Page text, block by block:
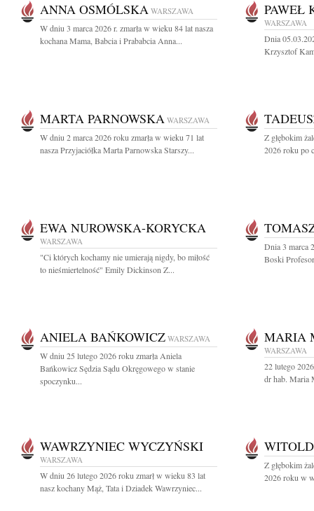
ANNA OSMÓLSKA WARSZAWA
W dniu 3 marca 2026 r. zmarła w wieku 84 lat nasza
kochana Mama, Babcia i Prababcia Anna...
PAWEŁ
WARSZAWA
Dnia
Krzysztof
MARTA PARNOWSKA WARSZAWA
W dniu 2 marca 2026 roku zmarła w wieku 71 lat
nasza Przyjaciółka Marta Parnowska Starszy...
Z głębokim
2026 roku po
EWA NUROWSKA-KORYCKA
WARSZAWA
"Ci których kochamy nie umierają nigdy, bo miłość
to nieśmiertelność" Emily Dickinson Z...
Dnia 3 marca
Boski
ANIELA BAŃKOWICZ WARSZAWA
W dniu 25 lutego 2026 roku zmarła Aniela
Bańkowicz Sędzia Sądu Okręgowego w stanie
spoczynku...
MARIA
WARSZAWA
22 lutego
dr hab. Maria
WAWRZYNIEC WYCZYŃSKI
WARSZAWA
W dniu 26 lutego 2026 roku zmarł w wieku 83 lat
nasz kochany Mąż, Tata i Dziadek Wawrzyniec...
Z głębokim
2026 roku w